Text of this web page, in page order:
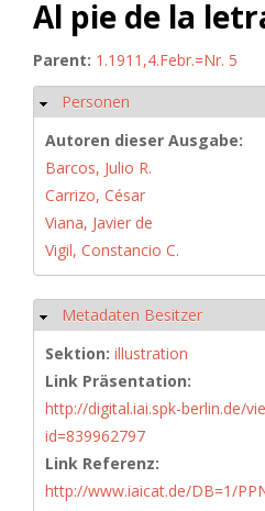
Al pie de la
Parent: 1.1911,4.Febr.=Nr. 5
Hide
Personen
Autoren dieser Ausgabe:
Barcos, Julio R.
Carrizo, César
Viana, Javier de
Vigil, Constancio C.
Hide
Metadaten Besitzer
Sektion: illustration
Link Präsentation:
http://digital.iai.spk-berlin.de/
id=839962797
Link Referenz:
http://www.iaicat.de/DB=1/